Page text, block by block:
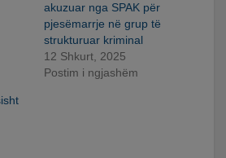
akuzuar nga SPAK për
pjesëmarrje në grup të
strukturuar kriminal
12 Shkurt, 2025
Postim i ngjashëm